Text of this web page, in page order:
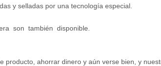
y selladas por una tecnología especial.
son también disponible.
producto, ahorrar dinero y aún verse bien, y